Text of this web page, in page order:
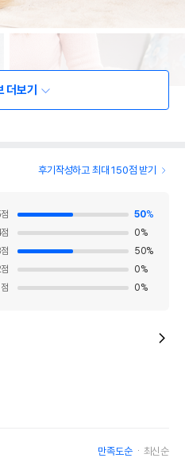
더보기
후기작성하고 최대 150점 받기
점 50%
점 0%
점 50%
점 0%
점 0%
만족도순 최신순